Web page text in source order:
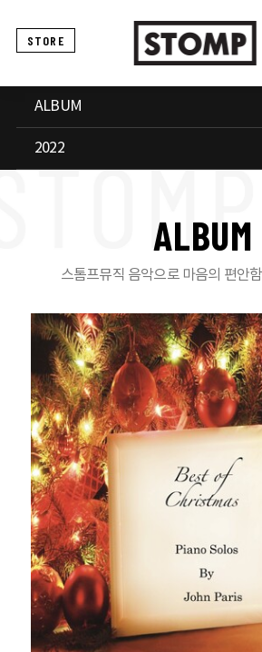
STORE
ALBUM
2022
ALBUM
스톰프뮤직 음악으로 마음의 편안